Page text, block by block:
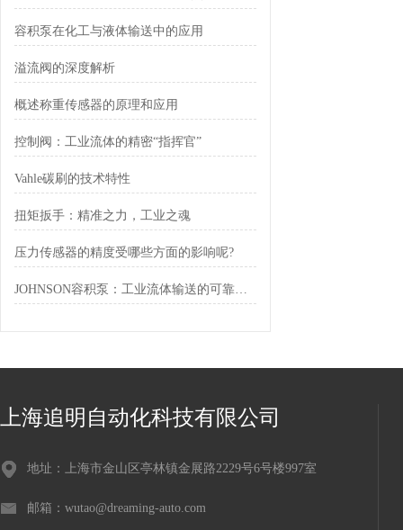
容积泵在化工与液体输送中的应用
溢流阀的深度解析
概述称重传感器的原理和应用
控制阀：工业流体的精密“指挥官”
Vahle碳刷的技术特性
扭矩扳手：精准之力，工业之魂
压力传感器的精度受哪些方面的影响呢?
JOHNSON容积泵：工业流体输送的可靠卫士
上海追明自动化科技有限公司
地址：上海市金山区亭林镇金展路2229号6号楼997室
邮箱：wutao@dreaming-auto.com